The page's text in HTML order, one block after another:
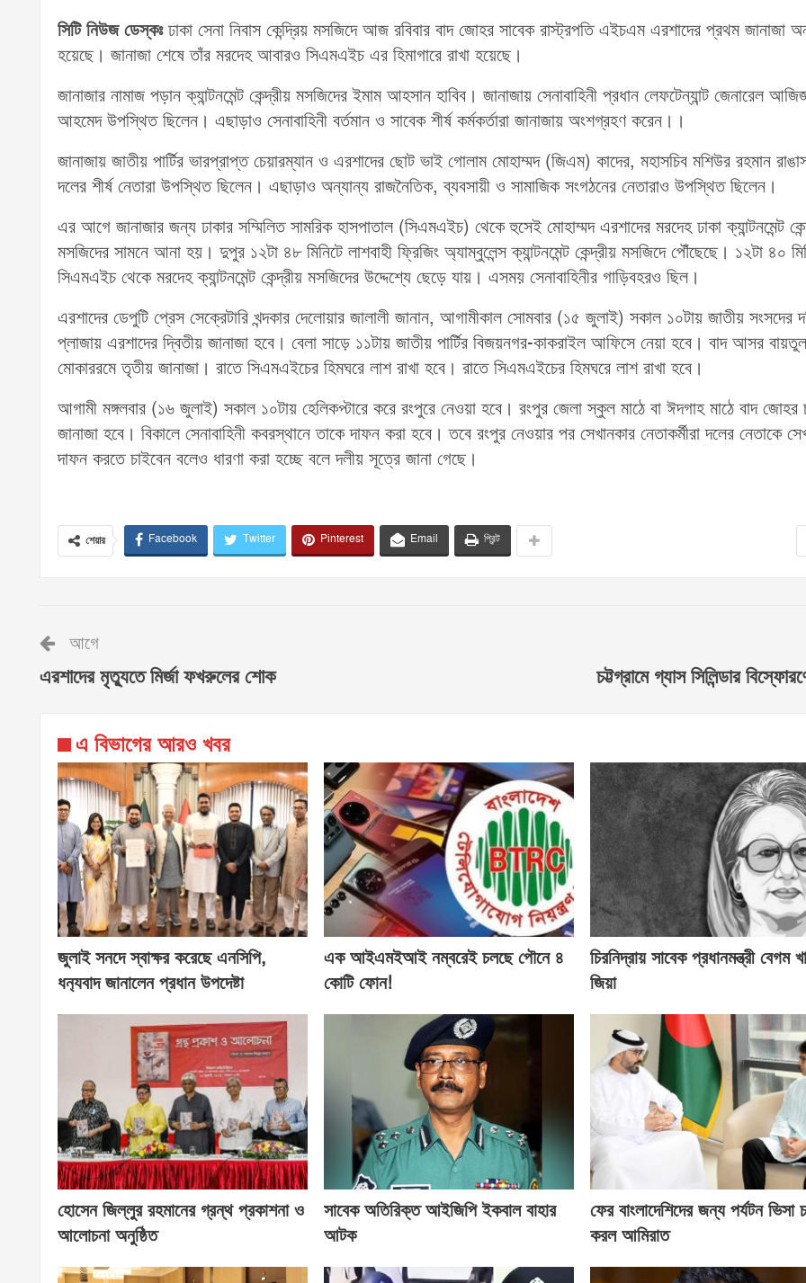
সিটি নিউজ ডেস্কঃঢাকা সেনা নিবাস কেন্দ্রিয় মসজিদে আজ রবিবার বাদ জোহর সাবেক রাস্ট্রপতি এইচএম এরশাদের প্রথম জানাজা
হয়েছে। জানাজা শেষে তাঁর মরদেহ আবারও সিএমএইচ এর হিমাগারে রাখা হয়েছে।
জানাজার নামাজ পড়ান ক্যান্টনমেন্ট কেন্দ্রীয় মসজিদের ইমাম আহসান হাবিব। জানাজায় সেনাবাহিনী প্রধান লেফটেন্যান্ট জেনারেল
আহমেদ উপস্থিত ছিলেন। এছাড়াও সেনাবাহিনী বর্তমান ও সাবেক শীর্ষ কর্মকর্তারা জানাজায় অংশগ্রহণ করেন।।
জানাজায় জাতীয় পার্টির ভারপ্রাপ্ত চেয়ারম্যান ও এরশাদের ছোট ভাই গোলাম মোহাম্মদ (জিএম) কাদের, মহাসচিব মশিউর রহমান
দলের শীর্ষ নেতারা উপস্থিত ছিলেন। এছাড়াও অন্যান্য রাজনৈতিক, ব্যবসায়ী ও সামাজিক সংগঠনের নেতারাও উপস্থিত ছিলেন।
এর আগে জানাজার জন্য ঢাকার সম্মিলিত সামরিক হাসপাতাল (সিএমএইচ) থেকে হুসেই মোহাম্মদ এরশাদের মরদেহ ঢাকা ক্যান্টনমেন্ট
মসজিদের সামনে আনা হয়। দুপুর ১২টা ৪৮ মিনিটে লাশবাহী ফ্রিজিং অ্যাম্বুলেন্স ক্যান্টনমেন্ট কেন্দ্রীয় মসজিদে পৌঁছেছে। ১২টা ৪০
সিএমএইচ থেকে মরদেহ ক্যান্টনমেন্ট কেন্দ্রীয় মসজিদের উদ্দেশ্যে ছেড়ে যায়। এসময় সেনাবাহিনীর গাড়িবহরও ছিল।
এরশাদের ডেপুটি প্রেস সেক্রেটারি খন্দকার দেলোয়ার জালালী জানান, আগামীকাল সোমবার (১৫ জুলাই) সকাল ১০টায় জাতীয় সংসদের
প্লাজায় এরশাদের দ্বিতীয় জানাজা হবে। বেলা সাড়ে ১১টায় জাতীয় পার্টির বিজয়নগর-কাকরাইল আফিসে নেয়া হবে। বাদ আসর বায়তুল
মোকাররমে তৃতীয় জানাজা। রাতে সিএমএইচের হিমঘরে লাশ রাখা হবে। রাতে সিএমএইচের হিমঘরে লাশ রাখা হবে।
আগামী মঙ্গলবার (১৬ জুলাই) সকাল ১০টায় হেলিকপ্টারে করে রংপুরে নেওয়া হবে। রংপুর জেলা স্কুল মাঠে বা ঈদগাহ মাঠে বাদ জোহর
জানাজা হবে। বিকালে সেনাবাহিনী কবরস্থানে তাকে দাফন করা হবে। তবে রংপুর নেওয়ার পর সেখানকার নেতাকর্মীরা দলের নেতাকে
দাফন করতে চাইবেন বলেও ধারণা করা হচ্ছে বলে দলীয় সূত্রে জানা গেছে।
শেয়ার Facebook Twitter Pinterest Email প্রিন্ট
আগে
এরশাদের মৃত্যুতে মির্জা ফখরুলের শোক চট্টগ্রামে গ্যাস সিলিন্ডার
এ বিভাগের আরও খবর
জুলাই সনদে স্বাক্ষর করেছে এনসিপি,
ধন‍্যবাদ জানালেন প্রধান উপদেষ্টা
এক আইএমইআই নম্বরেই চলছে পৌনে ৪
কোটি ফোন!
চিরনিদ্রায় সাবেক প্রধানমন্ত্রী বেগম
জিয়া
হোসেন জিল্লুর রহমানের গ্রন্থ প্রকাশনা ও
আলোচনা অনুষ্ঠিত
সাবেক অতিরিক্ত আইজিপি ইকবাল বাহার
আটক
ফের বাংলাদেশিদের জন্য পর্যটন ভিসা
করল আমিরাত